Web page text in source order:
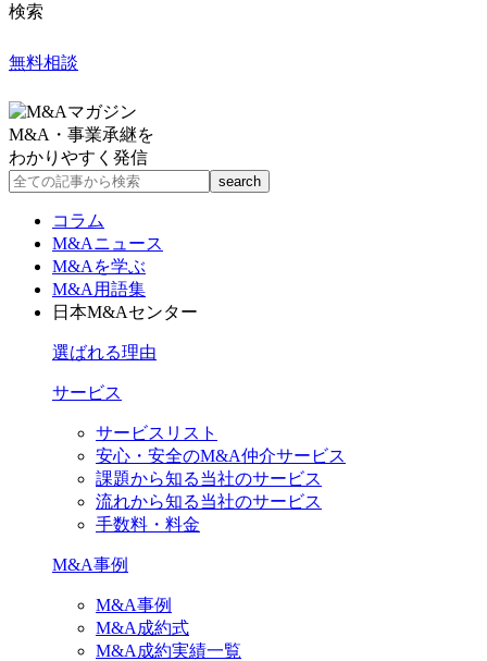
検索
無料相談
M&A・事業承継を
わかりやすく発信
コラム
M&Aニュース
M&Aを学ぶ
M&A用語集
日本M&Aセンター
選ばれる理由
サービス
サービスリスト
安心・安全のM&A仲介サービス
課題から知る当社のサービス
流れから知る当社のサービス
手数料・料金
M&A事例
M&A事例
M&A成約式
M&A成約実績一覧